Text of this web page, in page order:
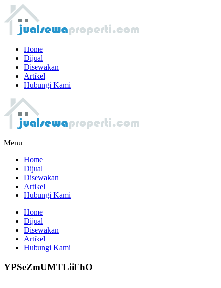
Home
Dijual
Disewakan
Artikel
Hubungi Kami
Menu
Home
Dijual
Disewakan
Artikel
Hubungi Kami
Home
Dijual
Disewakan
Artikel
Hubungi Kami
YPSeZmUMTLiiFhO